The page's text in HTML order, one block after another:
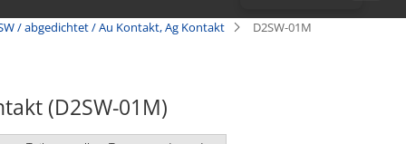
/ abgedichtet / Au Kontakt, Ag Kontakt D2SW-01M
(D2SW-01M)